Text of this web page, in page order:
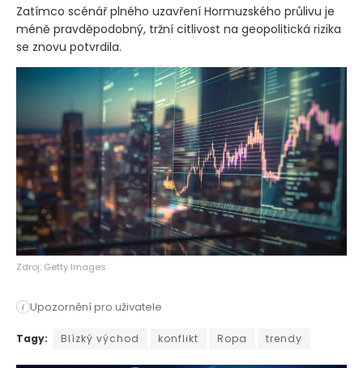
Zatímco scénář plného uzavření Hormuzského průlivu je
méně pravděpodobný, tržní citlivost na geopolitická rizika
se znovu potvrdila.
Zdroj: Getty Images
i Upozornění pro uživatele
Izraelské letecké údery proti Íránu, které se odehrály v
Tagy: Blízký východ konflikt Ropa trendy